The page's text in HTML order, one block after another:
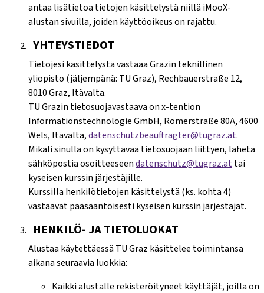
antaa lisätietoa tietojen käsittelystä niillä iMooX-
alustan sivuilla, joiden käyttöoikeus on rajattu.
YHTEYSTIEDOT
Tietojesi käsittelystä vastaaa Grazin teknillinen
yliopisto (jäljempänä: TU Graz), Rechbauerstraße 12,
8010 Graz, Itävalta.
TU Grazin tietosuojavastaava on x-tention
Informationstechnologie GmbH, Römerstraße 80A, 4600
Wels, Itävalta,datenschutzbeauftragter@tugraz.at.
Mikäli sinulla on kysyttävää tietosuojaan liittyen, lähetä
sähköpostia osoitteeseendatenschutz@tugraz.attai
kyseisen kurssin järjestäjille.
Kurssilla henkilötietojen käsittelystä (ks. kohta 4)
vastaavat pääsääntöisesti kyseisen kurssin järjestäjät.
HENKILÖ- JA TIETOLUOKAT
Alustaa käytettäessä TU Graz käsittelee toimintansa
aikana seuraavia luokkia:
Kaikki alustalle rekisteröityneet käyttäjät, joilla on